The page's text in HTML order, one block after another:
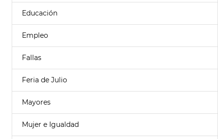
Educación
Empleo
Fallas
Feria de Julio
Mayores
Mujer e Igualdad